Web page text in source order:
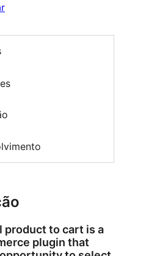
product to cart is a
plugin that